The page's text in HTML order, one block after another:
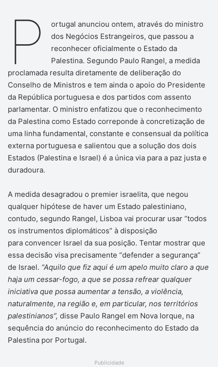
P
ortugal anunciou ontem, através do ministro
dos Negócios Estrangeiros, que passou a
reconhecer oficialmente o Estado da
Palestina. Segundo Paulo Rangel, a medida
proclamada resulta diretamente de deliberação do
Conselho de Ministros e tem ainda o apoio do Presidente
da República portuguesa e dos partidos com assento
parlamentar. O ministro enfatizou que o reconhecimento
da Palestina como Estado correponde à concretização de
uma linha fundamental, constante e consensual da política
externa portuguesa e salientou que a solução dos dois
Estados (Palestina e Israel) é a única via para a paz justa e
duradoura.
A medida desagradou o premier israelita, que negou
qualquer hipótese de haver um Estado palestiniano,
contudo, segundo Rangel, Lisboa vai procurar usar “todos
os instrumentos diplomáticos” à disposição
para convencer Israel da sua posição. Tentar mostrar que
essa decisão visa precisamente “defender a segurança”
de Israel. “Aquilo que fiz aqui é um apelo muito claro a que
haja um cessar-fogo, a que se possa refrear qualquer
iniciativa que possa aumentar a tensão, a violência,
naturalmente, na região e, em particular, nos territórios
palestinianos”, disse Paulo Rangel em Nova Iorque, na
sequência do anúncio do reconhecimento do Estado da
Palestina por Portugal.
Publicidade